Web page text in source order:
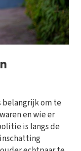
belangrijk om te
en wie er
is langs de